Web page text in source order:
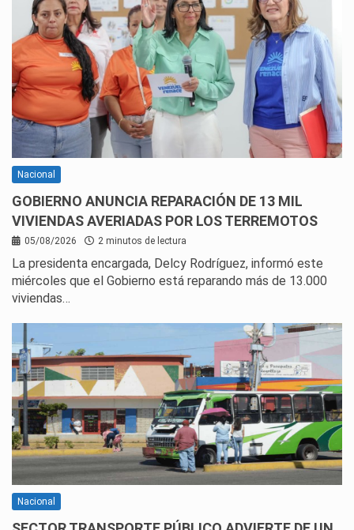
Nacional
GOBIERNO ANUNCIA REPARACIÓN DE 13 MIL
VIVIENDAS AVERIADAS POR LOS TERREMOTOS
05/08/2026 2 minutos de lectura
La presidenta encargada, Delcy Rodríguez, informó este
miércoles que el Gobierno está reparando más de 13.000
viviendas…
Nacional